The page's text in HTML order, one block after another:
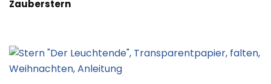
Zauberstern